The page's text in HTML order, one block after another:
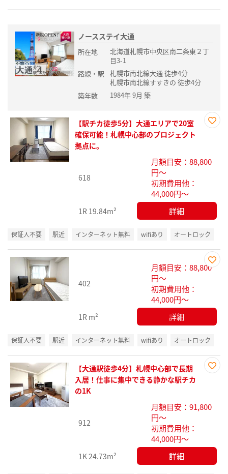
ノースステイ大通
所在地
北海道札幌市中央区南二条東２丁
目3-1
路線・駅
札幌市南北線大通 徒歩4分
札幌市南北線すすきの 徒歩4分
築年数
1984年 9月 築
録
【駅チカ徒歩5分】大通エリアで20室
確保可能！札幌中心部のプロジェクト
拠点に。
618
月額目安：88,800
円～
初期費用他：
44,000円～
1R 19.84m² 詳細
保証人不要 駅近 インターネット無料 wifiあり オートロック
お気
402
月額目安：88,800
円～
初期費用他：
44,000円～
1R m² 詳細
保証人不要 駅近 インターネット無料 wifiあり オートロック
録
【大通駅徒歩4分】札幌中心部で長期
入居！仕事に集中できる静かな駅チカ
の1K
912
月額目安：91,800
円～
初期費用他：
44,000円～
1K24.73m² 詳細